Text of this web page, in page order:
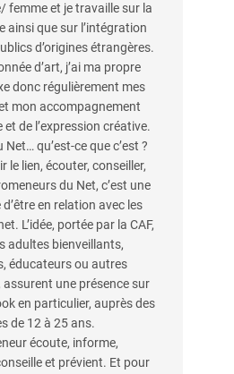
femme et je travaille sur la
ainsi que sur l’intégration
d’origines étrangères.
d’art, j’ai ma propre
donc régulièrement mes
mon accompagnement
et de l’expression créative.
qu’est-ce que c’est ?
le lien, écouter, conseiller,
du Net, c’est une
en relation avec les
L’idée, portée par la CAF,
adultes bienveillants,
éducateurs ou autres
une présence sur
en particulier, auprès des
de 12 à 25 ans.
écoute, informe,
et prévient. Et pour